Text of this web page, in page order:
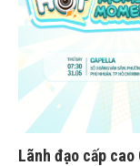
Lãnh đạo cấp cao